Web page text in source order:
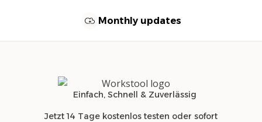
Monthly updates
Einfach, Schnell & Zuverlässig
Jetzt 14 Tage kostenlos testen oder sofort